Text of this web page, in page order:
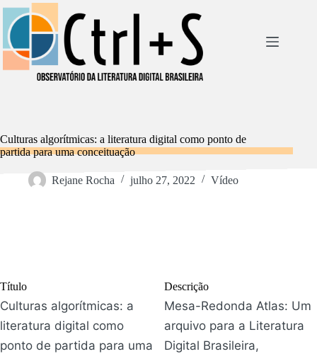
Pular
para
conteúdo
Culturas algorítmicas: a literatura digital como ponto de
partida para uma conceituação
Rejane Rocha julho 27, 2022 Vídeo
Título
Culturas algorítmicas: a
literatura digital como
ponto de partida para uma
Descrição
Mesa-Redonda Atlas: Um
arquivo para a Literatura
Digital Brasileira,